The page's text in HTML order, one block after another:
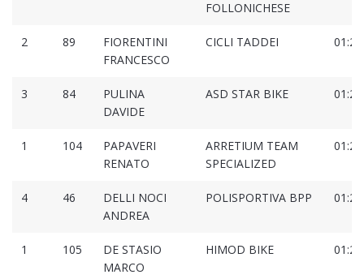
FOLLONICHESE
2 89
FIORENTINI
FRANCESCO
CICLI TADDEI
3 84
PULINA
DAVIDE
ASD STAR BIKE
1 104
PAPAVERI
RENATO
ARRETIUM TEAM
SPECIALIZED
4 46
DELLI NOCI
ANDREA
POLISPORTIVA BPP
1 105
DE STASIO
MARCO
HIMOD BIKE